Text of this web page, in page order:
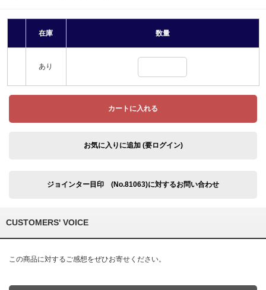
在庫 数量
あり
カートに入れる
お気に入りに追加 (要ログイン)
ジョインター目印 (No.81063)に対するお問い合わせ
CUSTOMERS' VOICE
この商品に対するご感想をぜひお寄せください。